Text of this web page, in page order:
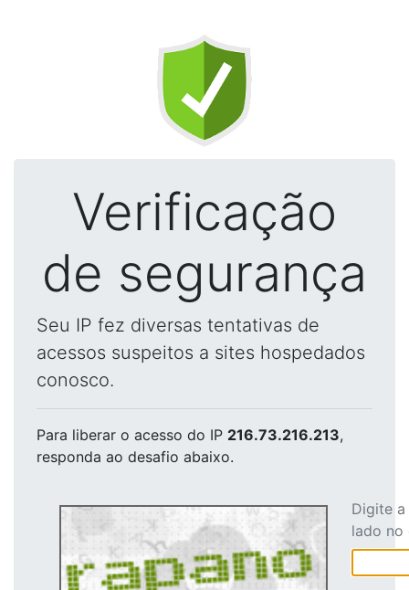
Verificação
de segurança
Seu IP fez diversas tentativas de
acessos suspeitos a sites hospedados
conosco.
Para liberar o acesso do IP 216.73.216.213,
responda ao desafio abaixo.
Digite
lado no